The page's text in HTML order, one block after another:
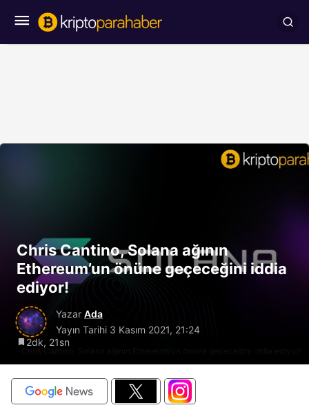
Chris Cantino, Solana ağının Ethereum'un önüne geçeceğini iddia ediyor!
Chris Cantino, Solana ağının
Ethereum’un önüne geçeceğini iddia
ediyor!
Yazar Ada
Yayın Tarihi 3 Kasım 2021, 21:24
2dk, 21sn